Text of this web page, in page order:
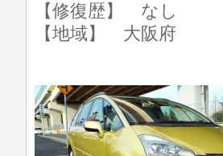
【修復歴】 なし
【地域】 大阪府